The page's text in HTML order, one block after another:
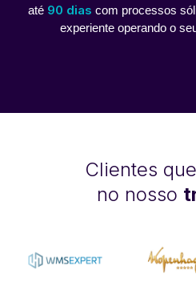
até 90 dias com processos
experiente operando o
Clientes
no nosso